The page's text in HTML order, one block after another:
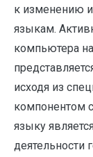
к изменению
языкам.
компьютера
исходя из
компонентом
языку
деятельности